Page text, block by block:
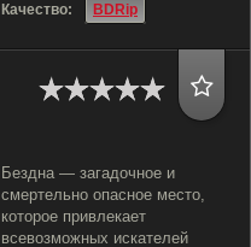
Качество:
BDRip
Бездна — загадочное и
смертельно опасное место,
которое привлекает
всевозможных искателей